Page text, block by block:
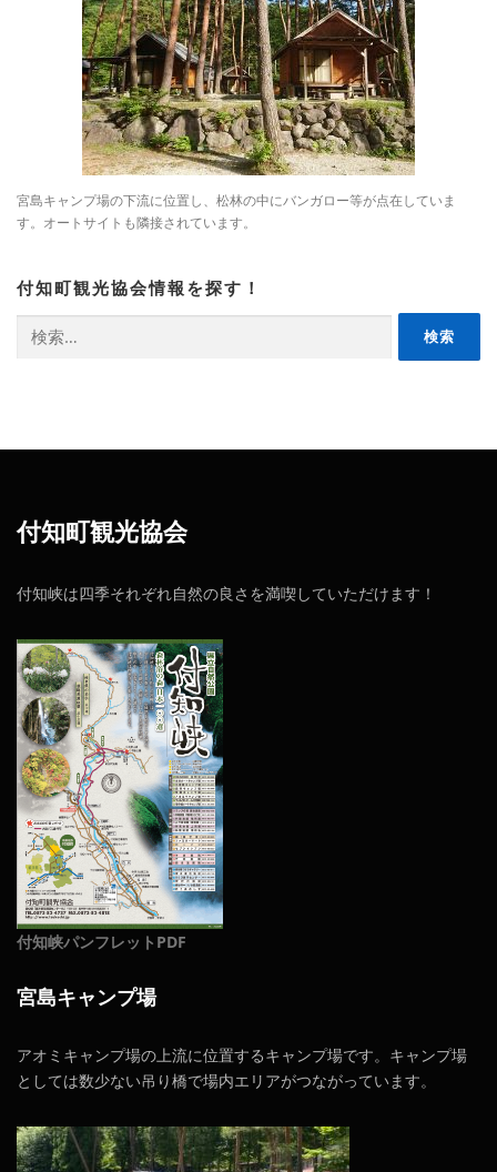
宮島キャンプ場の下流に位置し、松林の中にバンガロー等が点在していま
す。オートサイトも隣接されています。
付知町観光協会情報を探す！
索:
付知町観光協会
付知峡は四季それぞれ自然の良さを満喫していただけます！
付知峡パンフレットPDF
宮島キャンプ場
アオミキャンプ場の上流に位置するキャンプ場です。キャンプ場
としては数少ない吊り橋で場内エリアがつながっています。